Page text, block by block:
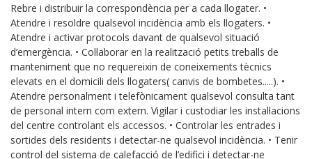
Rebre i distribuir la correspondència per a cada llogater. •
Atendre i resoldre qualsevol incidència amb els llogaters. •
Atendre i activar protocols davant de qualsevol situació
d’emergència. • Col·laborar en la realització petits treballs de
manteniment que no requereixin de coneixements tècnics
elevats en el domicili dels llogaters( canvis de bombetes.....). •
Atendre personalment i telefònicament qualsevol consulta tant
de personal intern com extern. Vigilar i custodiar les instal·lacions
del centre controlant els accessos. • Controlar les entrades i
sortides dels residents i detectar-ne qualsevol incidència. • Tenir
control del sistema de calefacció de l’edifici i detectar-ne